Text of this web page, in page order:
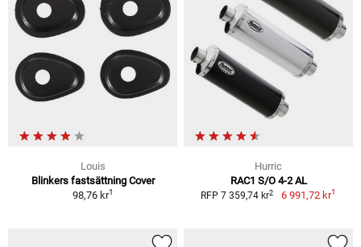
Louis
Blinkers fastsättning Cover
98,76 kr1
Hurric
RAC1 S/O 4-2 AL
RFP 7 359,74 kr2 6 991,72 kr1